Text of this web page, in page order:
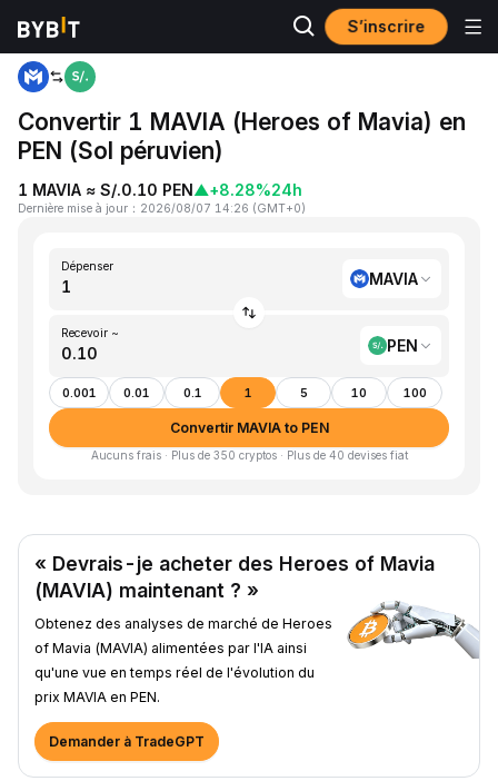
S’inscrire
Accueil
Convertir 1 MAVIA (Heroes of Mavia) en
PEN (Sol péruvien)
1 MAVIA ≈ S/.0.10 PEN▲+8.28%24h
Dernière mise à jour ： 2026/08/07 14:26 (GMT+0)
Dépenser
MAVIA
Recevoir ~
PEN
0.001 0.01 0.1 1 5 10 100
Convertir MAVIA to PEN
Aucuns frais · Plus de 350 cryptos · Plus de 40 devises fiat
« Devrais-je acheter des Heroes of Mavia
(MAVIA) maintenant ? »
Obtenez des analyses de marché de Heroes
of Mavia (MAVIA) alimentées par l'IA ainsi
qu'une vue en temps réel de l'évolution du
prix MAVIA en PEN.
Demander à TradeGPT